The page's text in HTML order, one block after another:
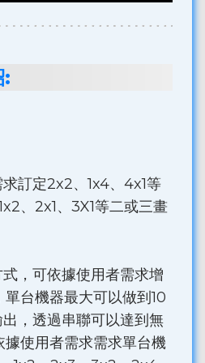
:
訂定2x2、1x4、4x1等
、2x1、3X1等二或三畫
，可依據使用者需求增
台機器最大可以做到10
，透過串聯可以達到無
使用者需求需求單台機